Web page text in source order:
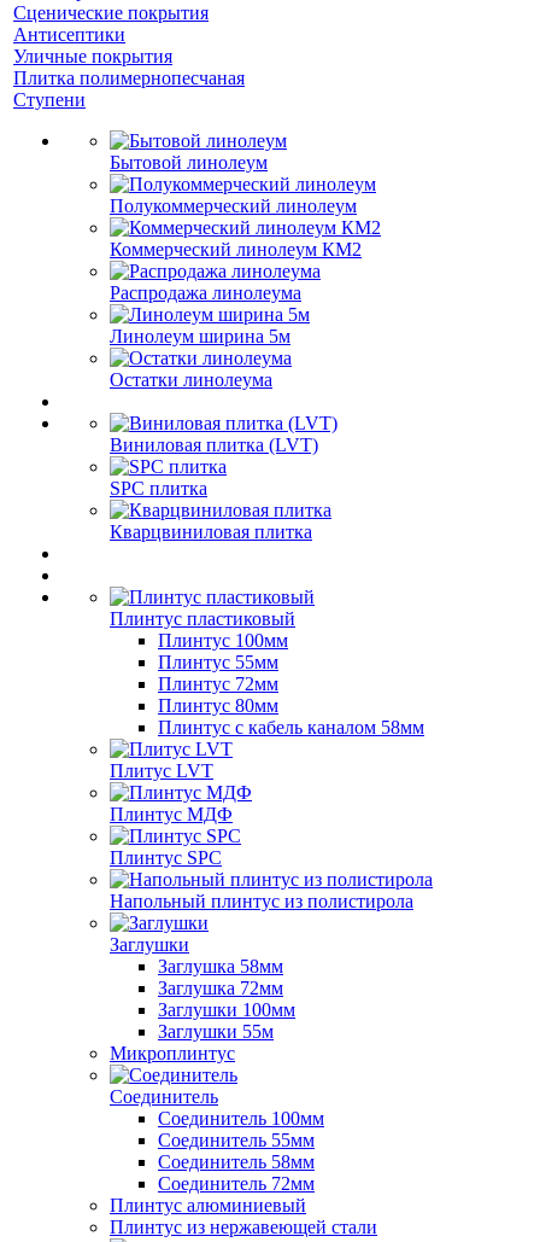
Сценические покрытия
Антисептики
Уличные покрытия
Плитка полимернопесчаная
Ступени
Бытовой линолеум
Полукоммерческий линолеум
Коммерческий линолеум КМ2
Распродажа линолеума
Линолеум ширина 5м
Остатки линолеума
Виниловая плитка (LVT)
SPC плитка
Кварцвиниловая плитка
Плинтус пластиковый
Плинтус 100мм
Плинтус 55мм
Плинтус 72мм
Плинтус 80мм
Плинтус с кабель каналом 58мм
Плитус LVT
Плинтус МДФ
Плинтус SPC
Напольный плинтус из полистирола
Заглушки
Заглушка 58мм
Заглушка 72мм
Заглушки 100мм
Заглушки 55м
Микроплинтус
Соединитель
Соединитель 100мм
Соединитель 55мм
Соединитель 58мм
Соединитель 72мм
Плинтус алюминиевый
Плинтус из нержавеющей стали